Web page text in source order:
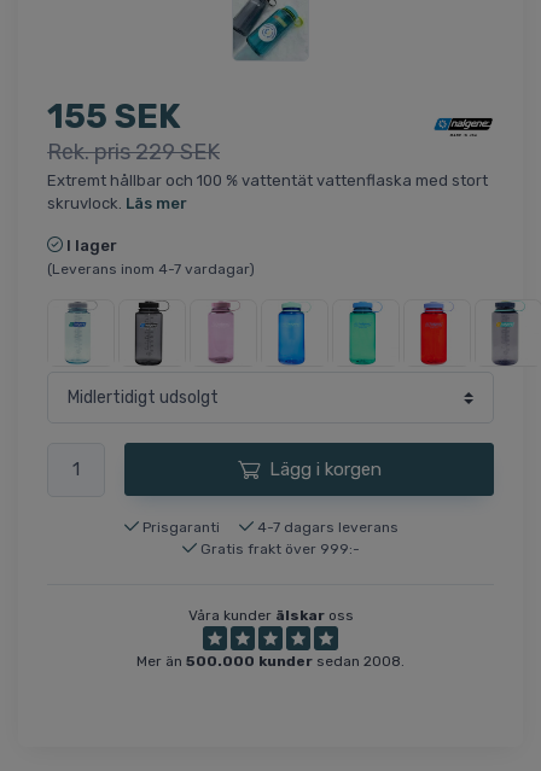
155 SEK
Rek. pris 229 SEK
Extremt hållbar och 100 % vattentät vattenflaska med stort
skruvlock. Läs mer
I lager
(Leverans inom 4-7 vardagar)
Lägg i korgen
Prisgaranti
4-7 dagars leverans
Gratis frakt över 999:-
Våra kunder älskaross
Mer än 500.000 kunder sedan 2008.